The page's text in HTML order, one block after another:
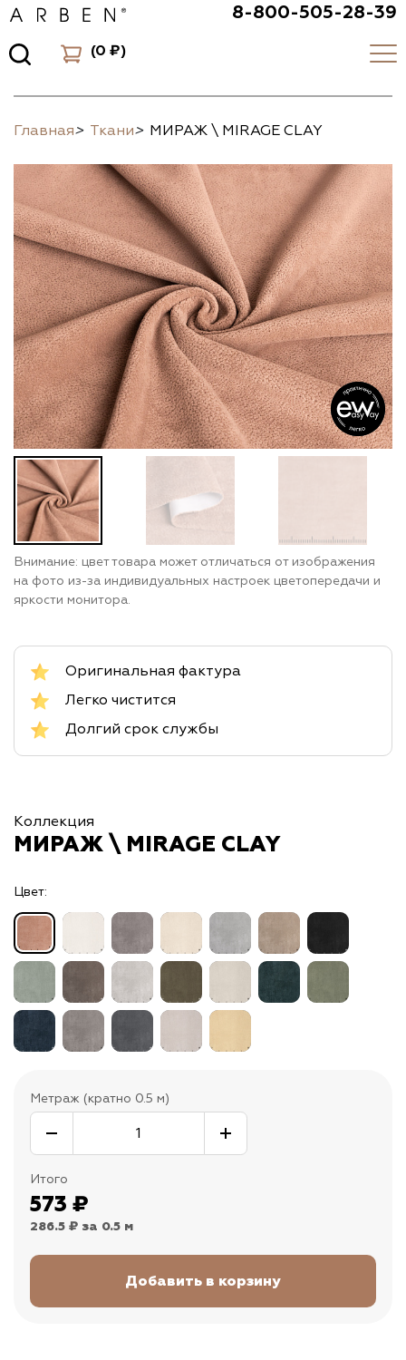
8-800-505-28-39
(0 ₽)
Главная> Ткани> МИРАЖ \ MIRAGE CLAY
Внимание: цвет товара может отличаться от изображения
на фото из-за индивидуальных настроек цветопередачи и
яркости монитора.
Оригинальная фактура
Легко чистится
Долгий срок службы
Коллекция
МИРАЖ \ MIRAGE CLAY
Цвет:
Метраж (кратно 0.5 м)
Итого
573 ₽
286.5 ₽ за 0.5 м